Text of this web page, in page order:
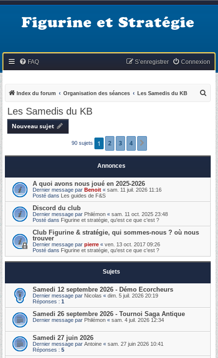
Figurine et Stratégie
FAQ Connexion
S’enregistrer
Index du forum Organisation des séances Les Samedis du KB
Les Samedis du KB
Nouveau sujet
90 sujets 1 2 3 4
Annonces
A quoi avons nous joué en 2025-2026
Dernier message par Benoit « sam. 11 juil. 2026 11:16
Posté dans Les guides de F&S
Discord du club
Dernier message par Philémon « sam. 11 oct. 2025 23:48
Posté dans Figurine et stratégie, qu'est ce que c'est ?
Club Figurine & stratégie, qui sommes-nous ? où nous
trouver
Dernier message par pierre « ven. 13 oct. 2017 09:26
Posté dans Figurine et stratégie, qu'est ce que c'est ?
Sujets
Samedi 12 septembre 2026 - Démo Ecorcheurs
Dernier message par Nicolas « dim. 5 juil. 2026 20:19
Réponses : 1
Samedi 26 septembre 2026 - Tournoi Saga Antique
Dernier message par Philémon « sam. 4 juil. 2026 12:34
Samedi 27 juin 2026
Dernier message par Antoine « sam. 27 juin 2026 10:41
Réponses : 5